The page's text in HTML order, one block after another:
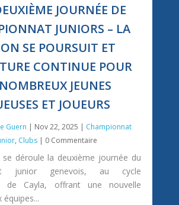
JOURNÉE DE
JUNIORS – LA
SE POURSUIT ET
CONTINUE POUR
JEUNES
ET JOUEURS
Guern | Nov 22, 2025 | Championnat
, Clubs| 0 Commentaire
se déroule la deuxième journée du
junior genevois, au cycle
de Cayla, offrant une nouvelle
équipes...